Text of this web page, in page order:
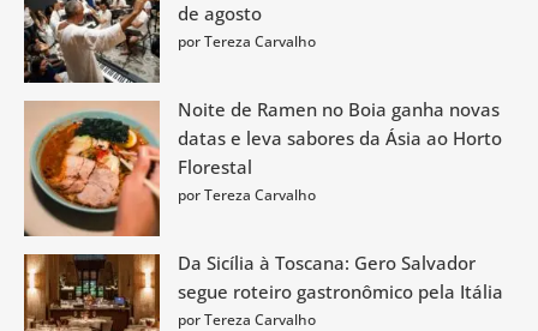
de agosto
por Tereza Carvalho
Noite de Ramen no Boia ganha novas
datas e leva sabores da Ásia ao Horto
Florestal
por Tereza Carvalho
Da Sicília à Toscana: Gero Salvador
segue roteiro gastronômico pela Itália
por Tereza Carvalho